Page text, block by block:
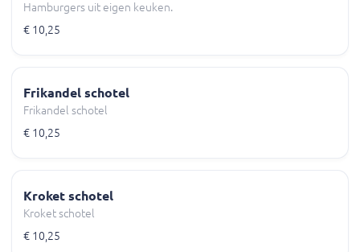
Hamburgers uit eigen keuken.
€ 10,25
Frikandel schotel
Frikandel schotel
€ 10,25
Kroket schotel
Kroket schotel
€ 10,25